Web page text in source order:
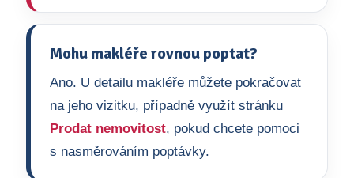
Mohu makléře rovnou poptat?
Ano. U detailu makléře můžete pokračovat
na jeho vizitku, případně využít stránku
Prodat nemovitost, pokud chcete pomoci
s nasměrováním poptávky.